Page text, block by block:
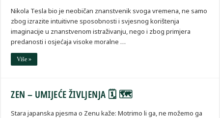
Nikola Tesla bio je neobičan znanstvenik svoga vremena, ne samo
zbog izrazite intuitivne sposobnosti i svjesnog korištenja
imaginacije u znanstvenom istraživanju, nego i zbog primjera
predanosti i osjećaja visoke moralne …
Više »
ZEN – UMIJEĆE ŽIVLJENJA 🗓 🗺
Stara japanska pjesma o Zenu kaže: Motrimo li ga, ne možemo ga